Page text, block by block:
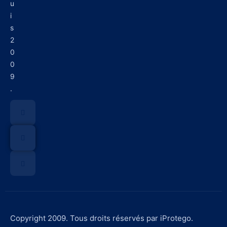
u
i
s
2
0
0
9
.
Copyright 2009. Tous droits réservés par iProtego.